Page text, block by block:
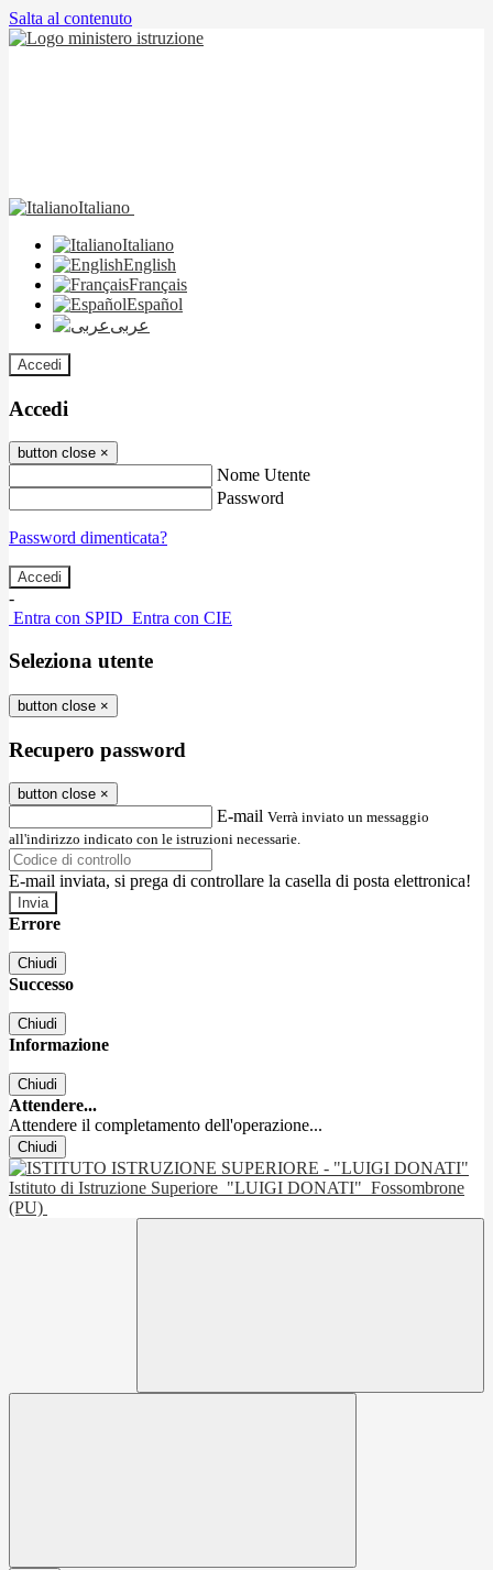
Salta al contenuto
Italiano
Italiano
English
Français
Español
عربى
Accedi
Accedi
button close ×
Nome Utente
Password
Password dimenticata?
-
Entra con SPID Entra con CIE
Seleziona utente
button close ×
Recupero password
button close ×
E-mail Verrà inviato un messaggio
all'indirizzo indicato con le istruzioni necessarie.
E-mail inviata, si prega di controllare la casella di posta elettronica!
Errore
Chiudi
Successo
Chiudi
Informazione
Chiudi
Attendere...
Attendere il completamento dell'operazione...
Chiudi
Istituto di Istruzione Superiore "LUIGI DONATI" Fossombrone
(PU)